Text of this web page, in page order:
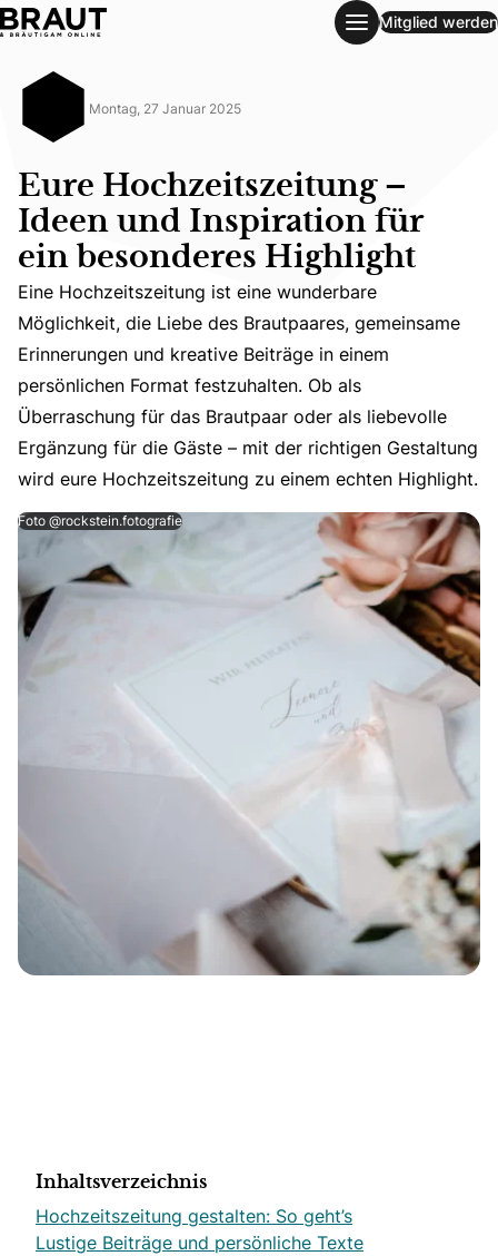
Eure Hochzeitszeitung – Ideen und Inspiration für ein
Mitglied werden
Montag, 27 Januar 2025
Eure Hochzeitszeitung –
Ideen und Inspiration für
ein besonderes Highlight
Eine Hochzeitszeitung ist eine wunderbare Möglichkeit,
Eine Hochzeitszeitung ist eine wunderbare
Möglichkeit, die Liebe des Brautpaares, gemeinsame
Erinnerungen und kreative Beiträge in einem
persönlichen Format festzuhalten. Ob als
Überraschung für das Brautpaar oder als liebevolle
Ergänzung für die Gäste – mit der richtigen Gestaltung
wird eure Hochzeitszeitung zu einem echten Highlight.
Foto @rockstein.fotografie
Inhaltsverzeichnis
Hochzeitszeitung gestalten: So geht’s
Lustige Beiträge und persönliche Texte